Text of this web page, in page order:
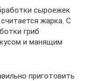
сыроежек
жарка. С
гриб
и манящим
приготовить